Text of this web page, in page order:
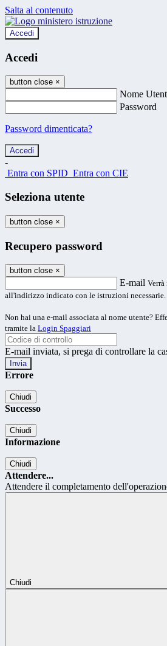
Salta al contenuto
Accedi
Accedi
button close ×
Nome
Password
Password dimenticata?
-
Entra con SPID Entra con CIE
Seleziona utente
button close ×
Recupero password
button close ×
E-mail
all'indirizzo indicato con le istruzioni necessarie.
Non hai una e-mail associata al nome utente?
tramite la Login Spaggiari
E-mail inviata, si prega di controllare la
Errore
Chiudi
Successo
Chiudi
Informazione
Chiudi
Attendere...
Attendere il completamento
Chiudi